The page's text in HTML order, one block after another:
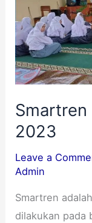
2023
Leave a
Admin
Smartren
dilakukan pada
2023